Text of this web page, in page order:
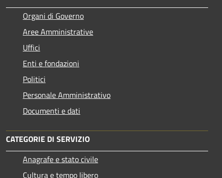
Organi di Governo
Aree Amministrative
Uffici
Enti e fondazioni
Politici
Personale Amministrativo
Documenti e dati
CATEGORIE DI SERVIZIO
Anagrafe e stato civile
Cultura e tempo libero